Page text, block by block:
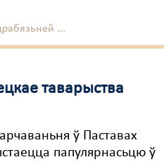
...
таварыства
ў Паставах
папулярнасьцю ў